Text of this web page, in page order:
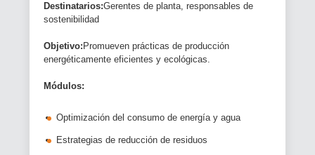
Destinatarios:Gerentes de planta, responsables de
sostenibilidad
Objetivo: Promueven prácticas de producción
energéticamente eficientes y ecológicas.
Módulos:
Optimización del consumo de energía y agua
Estrategias de reducción de residuos